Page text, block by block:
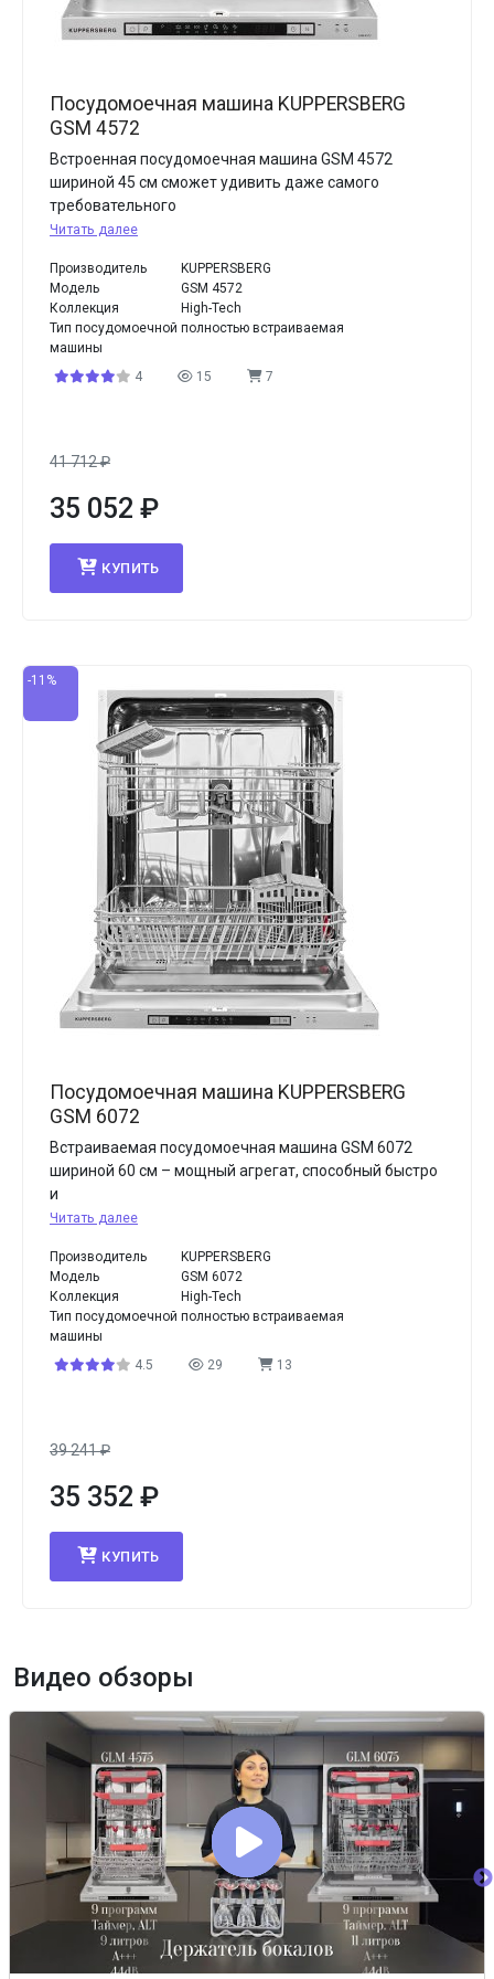
Посудомоечная машина KUPPERSBERG
GSM 4572
Встроенная посудомоечная машина GSM 4572
шириной 45 см сможет удивить даже самого
требовательного
Читать далее
Производитель
KUPPERSBERG
Модель
GSM 4572
Коллекция
High-Tech
Тип посудомоечной
машины
полностью встраиваемая
4 15 7
41 712₽
35 052 ₽
КУПИТЬ
-11%
Посудомоечная машина KUPPERSBERG
GSM 6072
Встраиваемая посудомоечная машина GSM 6072
шириной 60 см – мощный агрегат, способный быстро
и
Читать далее
Производитель
KUPPERSBERG
Модель
GSM 6072
Коллекция
High-Tech
Тип посудомоечной
машины
полностью встраиваемая
4.5 29 13
39 241₽
35 352 ₽
КУПИТЬ
Видео обзоры